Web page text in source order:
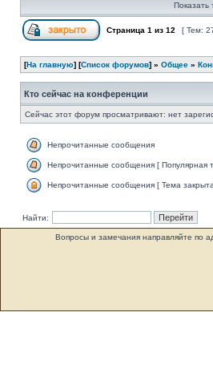
Показать
Страница 1 из 12 [ Тем:
[На главную] [Список форумов] » Общее »
Кто сейчас на конференции
Сейчас этот форум просматривают: нет
Непрочитанные сообщения
Непрочитанные сообщения [ Популярная
Непрочитанные сообщения [ Тема
Найти:
Вопросы и замечания направляйте по